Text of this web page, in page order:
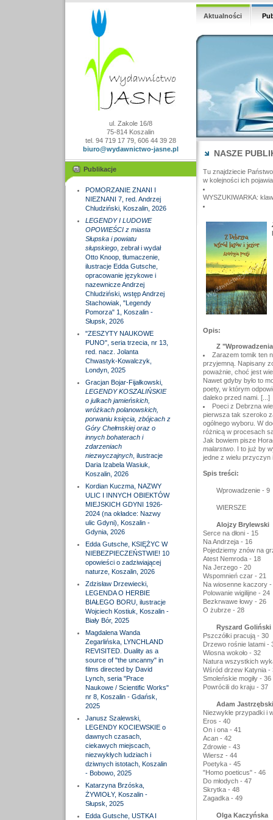
ul. Zakole 16/8
75-814 Koszalin
tel. 94 719 17 79, 606 44 39 28
biuro@wydawnictwo-jasne.pl
Publikacje
POMORZANIE ZNANI I
NIEZNANI 7, red. Andrzej
Chludziński, Koszalin, 2026
LEGENDY I LUDOWE
OPOWIEŚCI z miasta
Słupska i powiatu
słupskiego, zebrał i wydał
Otto Knoop, tłumaczenie,
ilustracje Edda Gutsche,
opracowanie językowe i
nazewnicze Andrzej
Chludziński, wstęp Andrzej
Stachowiak, "Legendy
Pomorza" 1, Koszalin -
Słupsk, 2026
"ZESZYTY NAUKOWE
PUNO", seria trzecia, nr 13,
red. nacz. Jolanta
Chwastyk-Kowalczyk,
Londyn, 2025
Gracjan Bojar-Fijałkowski,
LEGENDY KOSZALIŃSKIE
o julkach jamieńskich,
wróżkach polanowskich,
porwaniu księcia, zbójcach z
Góry Chełmskiej oraz o
innych bohaterach i
zdarzeniach
niezwyczajnych, ilustracje
Daria Izabela Wasiuk,
Koszalin, 2026
Kordian Kuczma, NAZWY
ULIC I INNYCH OBIEKTÓW
MIEJSKICH GDYNI 1926-
2024 (na okładce: Nazwy
ulic Gdyni), Koszalin -
Gdynia, 2026
Edda Gutsche, KSIĘŻYC W
NIEBEZPIECZEŃSTWIE! 10
opowieści o zadziwiającej
naturze, Koszalin, 2026
Zdzisław Drzewiecki,
LEGENDA O HERBIE
BIAŁEGO BORU, ilustracje
Wojciech Kostiuk, Koszalin -
Biały Bór, 2025
Magdalena Wanda
Zegarlińska, LYNCHLAND
REVISITED. Duality as a
source of "the uncanny" in
films directed by David
Lynch, seria "Prace
Naukowe / Scientific Works"
nr 8, Koszalin - Gdańsk,
2025
Janusz Szalewski,
LEGENDY KOCIEWSKIE o
dawnych czasach,
ciekawych miejscach,
niezwykłych ludziach i
dziwnych istotach, Koszalin
- Bobowo, 2025
Katarzyna Brzóska,
ŻYWIOŁY, Koszalin -
Słupsk, 2025
Edda Gutsche, USTKA I
Aktualności
NASZE
Tu znajdziecie
w kolejności ich
WYSZUKIWARKA:
Opis:
Z
Zarazem tomik ten
przyjemną. Napisany
poważnie, choć jest
Nawet gdyby było to
poety, w którym
daleko przed nami. [...]
Poeci z Debrzna
pierwsza tak szeroko
ogólnego wyboru. W
różnicą w procesach
Jak bowiem pisze
malarstwo. I to już by
jedne z wielu przyczyn
Spis treści:
Wprowadzenie - 9
WIERSZE
Alojzy Brylewski
Serce na dłoni - 15
Na Andrzeja - 16
Pojedziemy znów na
Atest Nemroda - 18
Na Jerzego - 20
Wspomnień czar - 21
Na wiosenne kaczory -
Polowanie wigilijne - 24
Bezkrwawe łowy - 26
O żubrze - 28
Ryszard Goliński
Pszczółki pracują - 30
Drzewo rośnie latami -
Wiosna wokoło - 32
Natura wszystkich
Wśród drzew Katynia -
Smoleńskie mogiły - 36
Powrócili do kraju - 37
Adam Jastrzębski
Niezwykłe przypadki i
Eros - 40
On i ona - 41
Acan - 42
Zdrowie - 43
Wiersz - 44
Poetyka - 45
"Homo poeticus" - 46
Do młodych - 47
Skrytka - 48
Zagadka - 49
Olga Kaczyńska